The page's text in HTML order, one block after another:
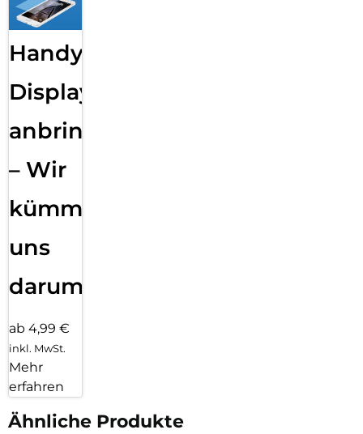
Handy
Displayfolie
anbringen
– Wir
kümmern
uns
darum!
ab 4,99 €
inkl. MwSt.
Mehr
erfahren
Ähnliche Produkte